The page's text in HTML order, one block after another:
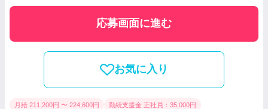
応募画面に進む
お気に入り
月給 211,200円 〜 224,600円 勤続支援金 正社員：35,000円